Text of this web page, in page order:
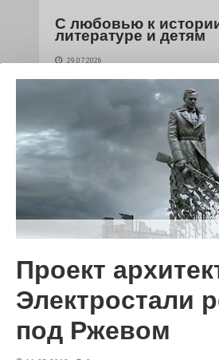
С любовью к
литературе и детям
29.07.2026
Электросталь давно
флагманом образования. В
подтвердили наши педагоги.
Чувство Родины —
всех
Проект
Электростали
под Ржевом